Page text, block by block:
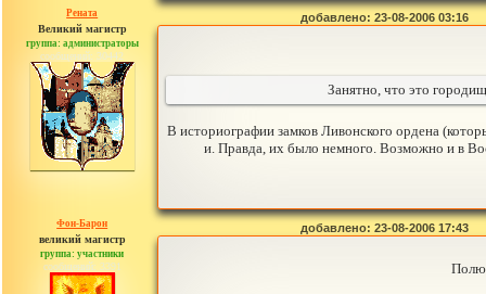
Рената
Великий магистр
группа: администраторы
сообщений: 30442
добавлено: 23-08-2006 03:16
Занятно, что это
В историографии замков Ливонского ордена
и. Правда, их было немного. Возможно и в
Фон-Барон
великий магистр
группа: участники
сообщений: 3391
добавлено: 23-08-2006 17:43